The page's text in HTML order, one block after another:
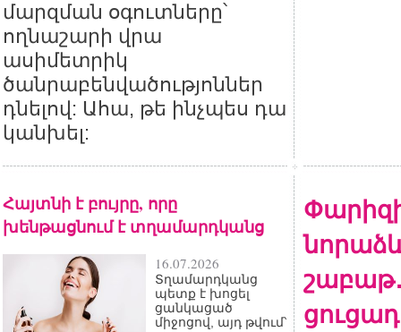
մարզման օգուտները՝
ողնաշարի վրա
ասիմետրիկ
ծանրաբենվածությոններ
դնելով: Ահա, թե ինչպես դա
կանխել:
Հայտնի է բույրը, որը
խենթացնում է տղամարդկանց
16.07.2026
Տղամարդկանց
պետք է խոցել
ցանկացած
միջոցով, այդ թվում՝
շաբաթ․